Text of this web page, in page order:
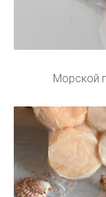
Морской